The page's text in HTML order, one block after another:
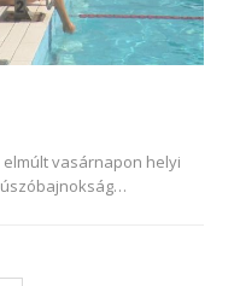
vasárnapon helyi
…